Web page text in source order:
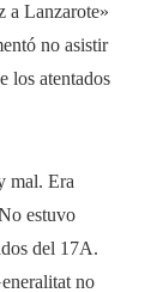
a Lanzarote»
no asistir
los atentados
mal. Era
estuvo
del 17A.
no